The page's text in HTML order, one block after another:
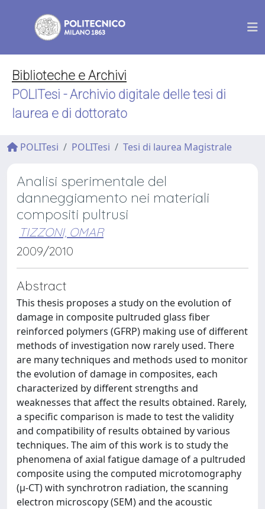
Biblioteche e Archivi
POLITesi - Archivio digitale delle tesi di
laurea e di dottorato
POLITesi POLITesi Tesi di laurea Magistrale
Analisi sperimentale del
danneggiamento nei materiali
compositi pultrusi
TIZZONI, OMAR
2009/2010
Abstract
This thesis proposes a study on the evolution of
damage in composite pultruded glass fiber
reinforced polymers (GFRP) making use of different
methods of investigation now rarely used. There
are many techniques and methods used to monitor
the evolution of damage in composites, each
characterized by different strengths and
weaknesses that affect the results obtained. Rarely,
a specific comparison is made to test the validity
and compatibility of results obtained by various
techniques. The aim of this work is to study the
phenomena of axial fatigue damage of a pultruded
composite using the computed microtomography
(μ-CT) with synchrotron radiation, the scanning
electron microscopy (SEM) and the acoustic